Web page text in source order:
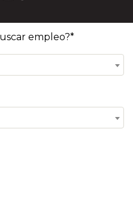
empleo?*